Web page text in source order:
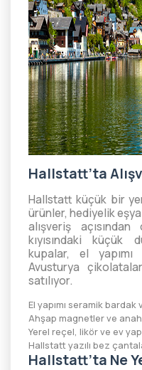
Hallstatt’ta
Hallstatt küçük bir
ürünler, hediyelik
alışveriş
kıyısındaki küçük
kupalar, el
Avusturya
satılıyor.
El yapımı seramik
Ahşap magnetler ve
Yerel reçel, likör ve ev
Hallstatt yazılı bez
Hallstatt’ta Ne